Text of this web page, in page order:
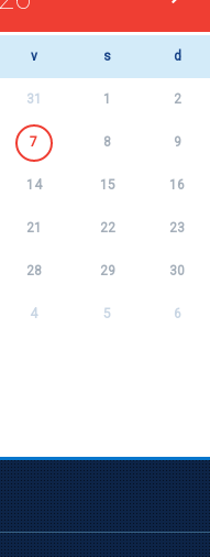
v s d
31 1 2
7 8 9
14 15 16
21 22 23
28 29 30
4 5 6